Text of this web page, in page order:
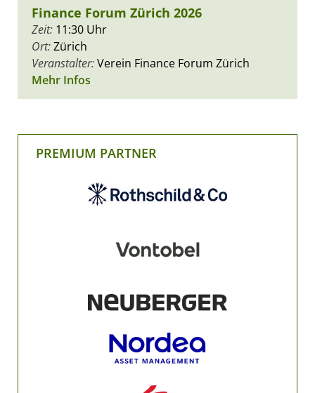
Finance Forum Zürich 2026
Zeit: 11:30 Uhr
Ort:Zürich
Veranstalter:Verein Finance Forum Zürich
Mehr Infos
PREMIUM PARTNER